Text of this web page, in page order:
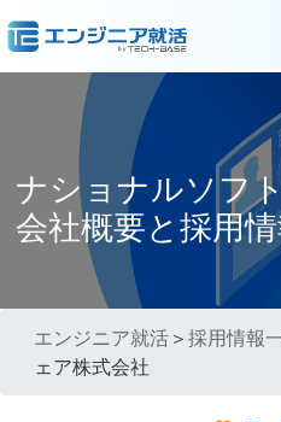
ナショナルソフ
会社概要と採用
エンジニア就活 ＞採用情報
ェア株式会社